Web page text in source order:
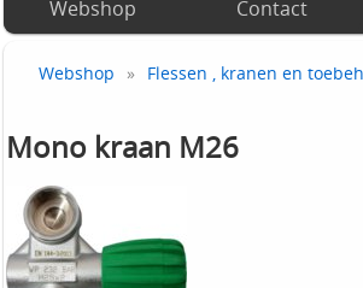
Webshop Contact
Webshop » Flessen , kranen en
Mono kraan M26